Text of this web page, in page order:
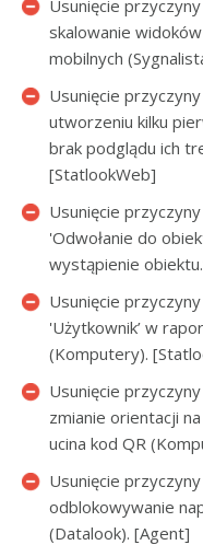
Usunięcie
skalowanie
mobilnych
Usunięcie
utworzeniu kilku
brak podglądu ich
[StatlookWeb]
Usunięcie
'Odwołanie do
wystąpienie
Usunięcie
'Użytkownik’ w
(Komputery).
Usunięcie
zmianie orientacji
ucina kod QR
Usunięcie
odblokowywanie
(Datalook). [Agent]